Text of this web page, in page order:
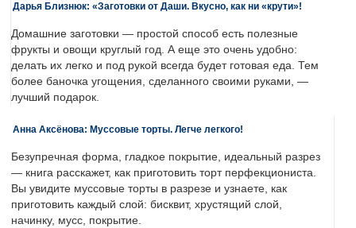
Дарья Близнюк: «Заготовки от Даши. Вкусно, как ни «крути»!
Домашние заготовки — простой способ есть полезные
фрукты и овощи круглый год. А еще это очень удобно:
делать их легко и под рукой всегда будет готовая еда. Тем
более баночка угощения, сделанного своими руками, —
лучший подарок.
Анна Аксёнова: Муссовые торты. Легче легкого!
Безупречная форма, гладкое покрытие, идеальный разрез
— книга расскажет, как приготовить торт перфекциониста.
Вы увидите муссовые торты в разрезе и узнаете, как
приготовить каждый слой: бисквит, хрустящий слой,
начинку, мусс, покрытие.